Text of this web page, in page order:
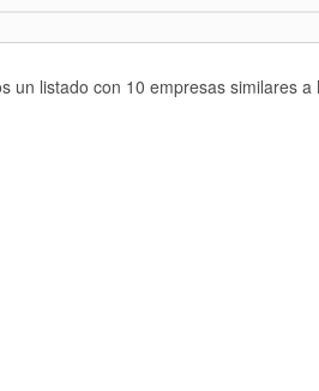
un listado con 10 empresas similares